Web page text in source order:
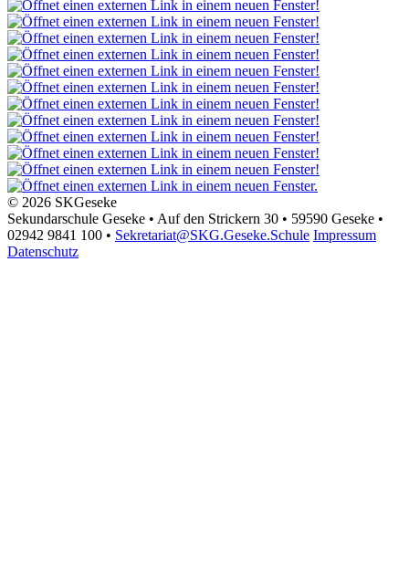
© 2026 SKGeseke
Sekundarschule Geseke • Auf den Strickern 30 • 59590 Geseke •
02942 9841 100 • Sekretariat@SKG.Geseke.Schule Impressum
Datenschutz